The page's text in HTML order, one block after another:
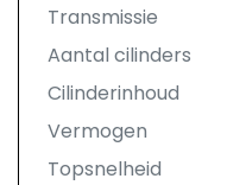
Transmissie
Aantal cilinders
Cilinderinhoud
Vermogen
Topsnelheid